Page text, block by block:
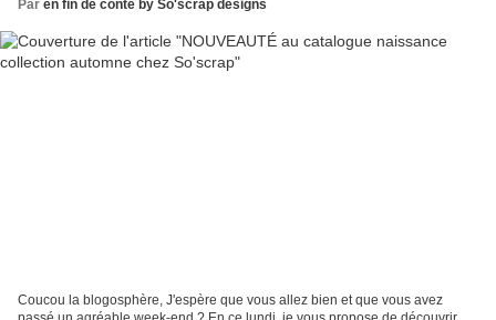
Par en fin de conte by So'scrap designs
Coucou la blogosphère, J'espère que vous allez bien et que vous avez